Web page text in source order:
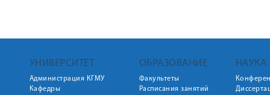
УНИВЕРСИТЕТ
Администрация КГМУ
Кафедры
ОБРАЗОВАНИЕ
Факультеты
Расписания занятий
НАУКА